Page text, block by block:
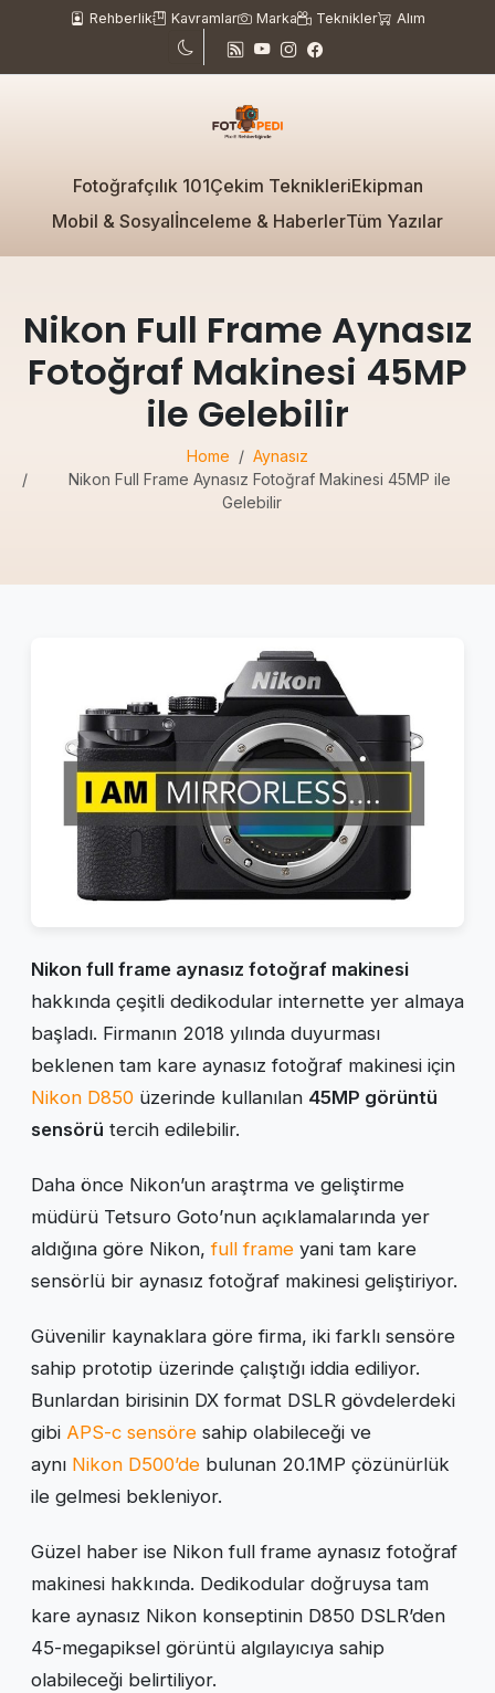
Rehberlik Kavramlar Marka Teknikler Alım
Fotoğrafçılık 101Çekim TeknikleriEkipman
Mobil & Sosyalİnceleme & HaberlerTüm Yazılar
Nikon Full Frame Aynasız
Fotoğraf Makinesi 45MP
ile Gelebilir
Home
Aynasız
Nikon Full Frame Aynasız Fotoğraf Makinesi 45MP ile
Gelebilir
Nikon full frame aynasız fotoğraf makinesi
hakkında çeşitli dedikodular internette yer almaya
başladı. Firmanın 2018 yılında duyurması
beklenen tam kare aynasız fotoğraf makinesi için
Nikon D850 üzerinde kullanılan 45MP görüntü
sensörü tercih edilebilir.
Daha önce Nikon’un araştrma ve geliştirme
müdürü Tetsuro Goto’nun açıklamalarında yer
aldığına göre Nikon,full frame yani tam kare
sensörlü bir aynasız fotoğraf makinesi geliştiriyor.
Güvenilir kaynaklara göre firma, iki farklı sensöre
sahip prototip üzerinde çalıştığı iddia ediliyor.
Bunlardan birisinin DX format DSLR gövdelerdeki
gibi APS-c sensöre sahip olabileceği ve
aynı Nikon D500’de bulunan 20.1MP çözünürlük
ile gelmesi bekleniyor.
Güzel haber ise Nikon full frame aynasız fotoğraf
makinesi hakkında. Dedikodular doğruysa tam
kare aynasız Nikon konseptinin D850 DSLR’den
45-megapiksel görüntü algılayıcıya sahip
olabileceği belirtiliyor.